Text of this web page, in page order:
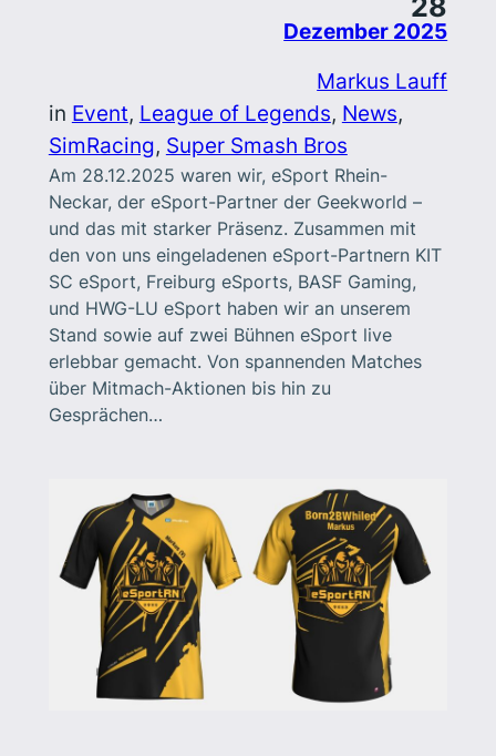
Dezember 2025
Markus Lauff
in Event, League of Legends, News
SimRacing, Super Smash Bros
Am 28.12.2025 waren wir, eSport Rhein-
Neckar, der eSport-Partner der Geekworld –
und das mit starker Präsenz. Zusammen mit
den von uns eingeladenen eSport-Partnern KIT
SC eSport, Freiburg eSports, BASF Gaming,
und HWG-LU eSport haben wir an unserem
Stand sowie auf zwei Bühnen eSport live
erlebbar gemacht. Von spannenden Matches
über Mitmach-Aktionen bis hin zu
Gesprächen…